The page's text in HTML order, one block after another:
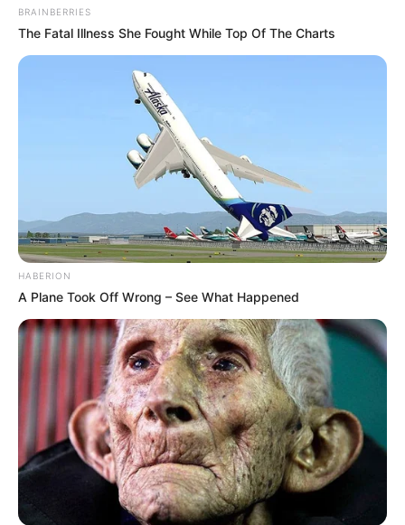
BRAINBERRIES
The Fatal Illness She Fought While Top Of The Charts
HABERION
A Plane Took Off Wrong – See What Happened